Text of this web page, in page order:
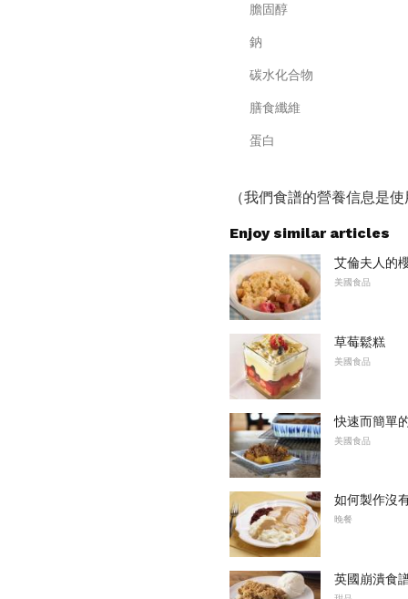
膽固醇
鈉
碳水化合物
膳食纖維
蛋白
（我們食譜的營養信息是
Enjoy similar articles
艾倫夫人的
美國食品
草莓鬆糕
美國食品
快速而簡單
美國食品
如何製作沒
晚餐
英國崩潰食